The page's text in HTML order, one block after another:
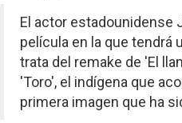
El actor estadounidense
película en la que tendrá
trata del remake de 'El
'Toro', el indígena que
primera imagen que ha